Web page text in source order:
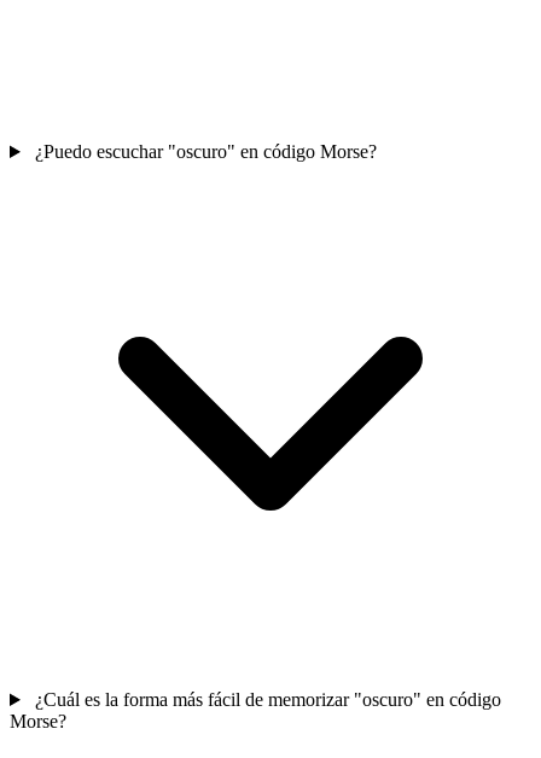
¿Puedo escuchar "oscuro" en código Morse?
¿Cuál es la forma más fácil de memorizar "oscuro" en código
Morse?